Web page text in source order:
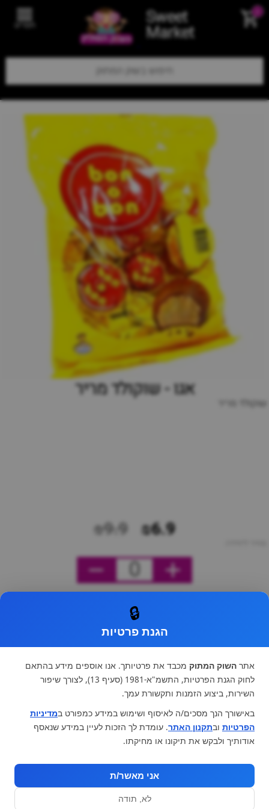
Sweet
Market תפריט
אגו - שוקולד מריר
שוקולד מריר
₪6.9
₪9.9
0
🔒
הגנת פרטיות
אתר השוק המתוק מכבד את פרטיותך. אנו אוספים מידע בהתאם
לחוק הגנת הפרטיות, התשמ"א-1981 (סעיף 13), לצורך שיפור
השירות, ביצוע הזמנות ותקשורת עמך.
באישורך הנך מסכים/ה לאיסוף ושימוש במידע כמפורט במדיניות
הפרטיות ובתקנון האתר. עומדת לך הזכות לעיין במידע שנאסף
אודותיך ולבקש את תיקונו או מחיקתו.
אני מאשר/ת
לא, תודה